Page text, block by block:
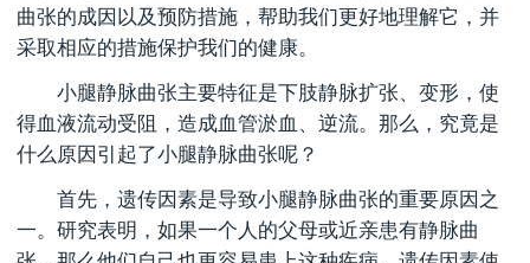
曲张的成因以及预防措施，帮助我们更好地理解它，并
采取相应的措施保护我们的健康。
小腿静脉曲张主要特征是下肢静脉扩张、变形，使
得血液流动受阻，造成血管淤血、逆流。那么，究竟是
什么原因引起了小腿静脉曲张呢？
首先，遗传因素是导致小腿静脉曲张的重要原因之
一。研究表明，如果一个人的父母或近亲患有静脉曲